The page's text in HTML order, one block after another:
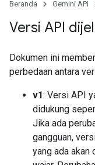
Beranda Gemini API
Versi API
Dokumen ini
perbedaan antara
v1: Versi API
didukung
Jika ada
gangguan,
yang ada akan